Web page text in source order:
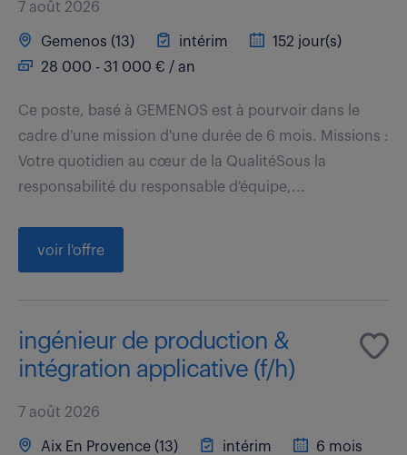
7 août 2026
Gemenos (13) intérim
152 jour(s)
28 000 - 31 000 € / an
Ce poste, basé à GEMENOS est à pourvoir dans le
cadre d'une mission d'une durée de 6 mois. Missions :
Votre quotidien au cœur de la QualitéSous la
responsabilité du responsable d'équipe,...
voir l'offre
ingénieur de production &
intégration applicative (f/h)
7 août 2026
Aix En Provence (13) intérim
6 mois